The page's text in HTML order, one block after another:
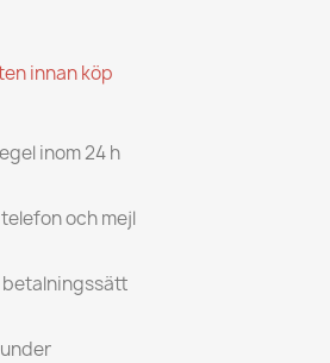
innan köp
inom 24 h
och mejl
betalningssätt